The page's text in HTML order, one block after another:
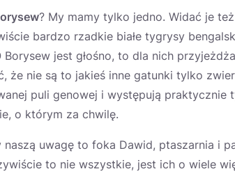
? My mamy tylko jedno. Widać je
bardzo rzadkie białe tygrysy
jest głośno, to dla nich
że nie są to jakieś inne gatunki tylko
puli genowej i występują praktycznie
o którym za chwilę.
naszą uwagę to foka Dawid, ptaszarnia i
to nie wszystkie, jest ich o wiele